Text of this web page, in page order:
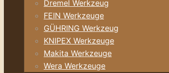
Dremel Werkzeug
FEIN Werkzeuge
GÜHRING Werkzeug
KNIPEX Werkzeuge
Makita Werkzeuge
Wera Werkzeuge